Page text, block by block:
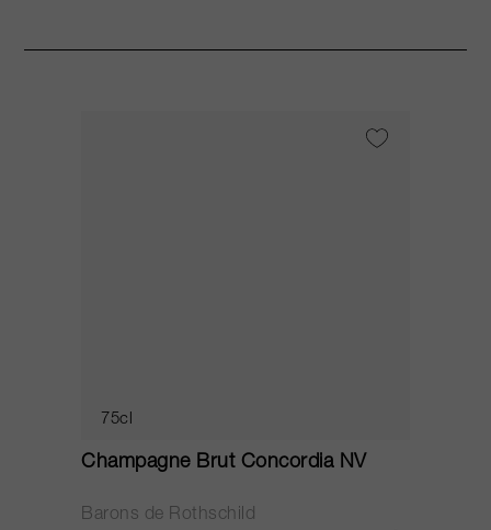
75cl
Champagne Brut Concordia NV
Barons de Rothschild